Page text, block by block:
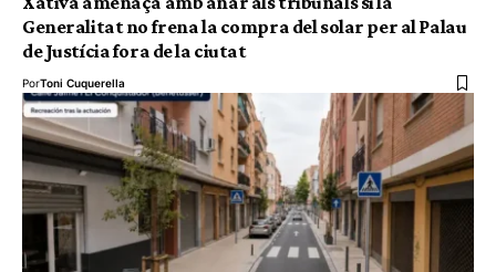
Generalitat no frena la compra del solar per al Palau
de Justícia fora de la ciutat
PorToni Cuquerella